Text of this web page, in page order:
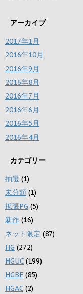
アーカイブ
2017年1月
2016年10月
2016年9月
2016年8月
2016年7月
2016年6月
2016年5月
2016年4月
カテゴリー
抽選 (1)
未分類 (1)
拡張PG (5)
新作 (16)
ネット限定 (87)
HG (272)
HGUC (199)
HGBF (85)
HGAC (2)